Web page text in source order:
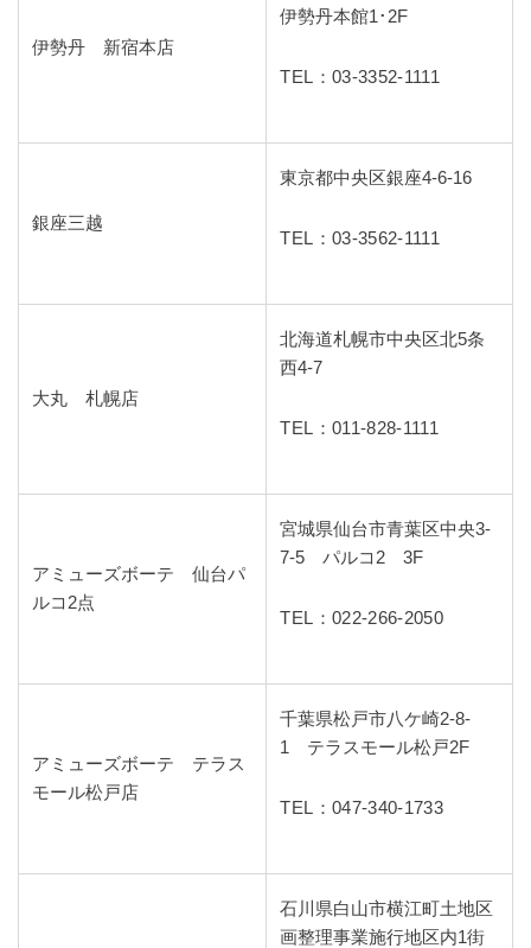
伊勢丹 新宿本店
伊勢丹本館1･2F
TEL：03-3352-1111
銀座三越
東京都中央区銀座4-6-16
TEL：03-3562-1111
大丸 札幌店
北海道札幌市中央区北5条
西4-7
TEL：011-828-1111
アミューズボーテ 仙台パ
ルコ2点
宮城県仙台市青葉区中央3-
7-5 パルコ2 3F
TEL：022-266-2050
アミューズボーテ テラス
モール松戸店
千葉県松戸市八ケ崎2-8-
1 テラスモール松戸2F
TEL：047-340-1733
石川県白山市横江町土地区
画整理事業施行地区内1街